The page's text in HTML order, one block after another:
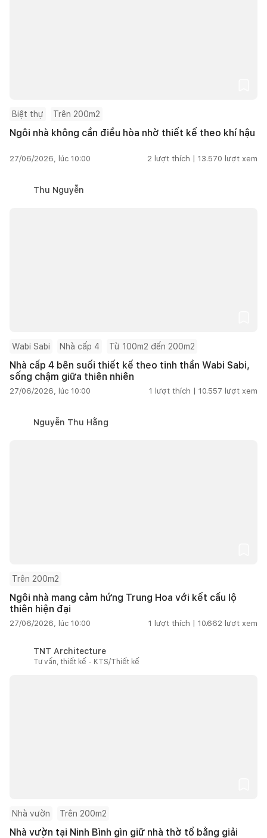
Biệt thự Trên 200m2
Ngôi nhà không cần điều hòa nhờ thiết kế theo khí hậu
27/06/2026, lúc 10:00 2 lượt thích | 13.570 lượt xem
Thu Nguyễn
Wabi Sabi Nhà cấp 4 Từ 100m2 đến 200m2
Nhà cấp 4 bên suối thiết kế theo tinh thần Wabi Sabi,
sống chậm giữa thiên nhiên
27/06/2026, lúc 10:00 1 lượt thích | 10.557 lượt xem
Nguyễn Thu Hằng
Trên 200m2
Ngôi nhà mang cảm hứng Trung Hoa với kết cấu lộ
thiên hiện đại
27/06/2026, lúc 10:00 1 lượt thích | 10.662 lượt xem
TNT Architecture
Tư vấn, thiết kế - KTS/Thiết kế
Nhà vườn Trên 200m2
Nhà vườn tại Ninh Bình gìn giữ nhà thờ tổ bằng giải